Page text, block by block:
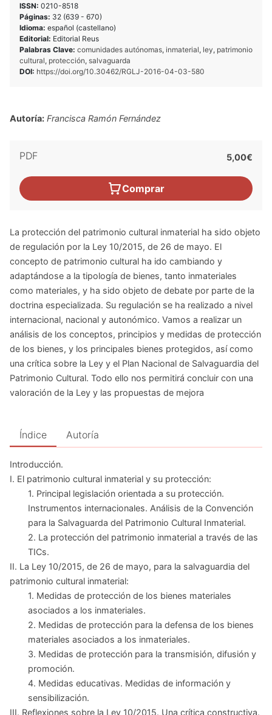
ISSN: 0210-8518
Páginas: 32 (639 - 670)
Idioma: español (castellano)
Editorial: Editorial Reus
Palabras Clave: comunidades autónomas, inmaterial, ley, patrimonio
cultural, protección, salvaguarda
DOI: https://doi.org/10.30462/RGLJ-2016-04-03-580
Autoría: Francisca Ramón Fernández
PDF 5,00€
Comprar
La protección del patrimonio cultural inmaterial ha sido objeto
de regulación por la Ley 10/2015, de 26 de mayo. El
concepto de patrimonio cultural ha ido cambiando y
adaptándose a la tipología de bienes, tanto inmateriales
como materiales, y ha sido objeto de debate por parte de la
doctrina especializada. Su regulación se ha realizado a nivel
internacional, nacional y autonómico. Vamos a realizar un
análisis de los conceptos, principios y medidas de protección
de los bienes, y los principales bienes protegidos, así como
una crítica sobre la Ley y el Plan Nacional de Salvaguardia del
Patrimonio Cultural. Todo ello nos permitirá concluir con una
valoración de la Ley y las propuestas de mejora
Índice Autoría
Introducción.
I. El patrimonio cultural inmaterial y su protección:
1. Principal legislación orientada a su protección.
Instrumentos internacionales. Análisis de la Convención
para la Salvaguarda del Patrimonio Cultural Inmaterial.
2. La protección del patrimonio inmaterial a través de las
TICs.
II. La Ley 10/2015, de 26 de mayo, para la salvaguardia del
patrimonio cultural inmaterial:
1. Medidas de protección de los bienes materiales
asociados a los inmateriales.
2. Medidas de protección para la defensa de los bienes
materiales asociados a los inmateriales.
3. Medidas de protección para la transmisión, difusión y
promoción.
4. Medidas educativas. Medidas de información y
sensibilización.
III. Reflexiones sobre la Ley 10/2015. Una crítica constructiva.